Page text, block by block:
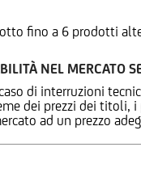
fino a 6 prodotti
NEL MERCATO
di interruzioni
dei prezzi dei titoli,
ad un prezzo